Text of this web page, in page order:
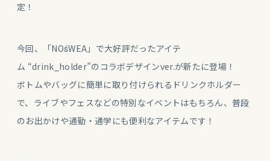
定！
今回、「NOśWEA」で大好評だったアイテ
ム “drink_holder”のコラボデザインver.が新たに登場！
ボトムやバッグに簡単に取り付けられるドリンクホルダー
で、ライブやフェスなどの特別なイベントはもちろん、普段
のお出かけや通勤・通学にも便利なアイテムです！